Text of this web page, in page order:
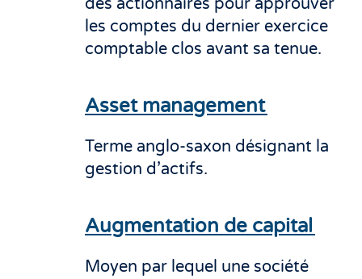
des actionnaires pour approuver
les comptes du dernier exercice
comptable clos avant sa tenue.
Asset management
Terme anglo-saxon désignant la
gestion d’actifs.
Augmentation de capital
Moyen par lequel une société